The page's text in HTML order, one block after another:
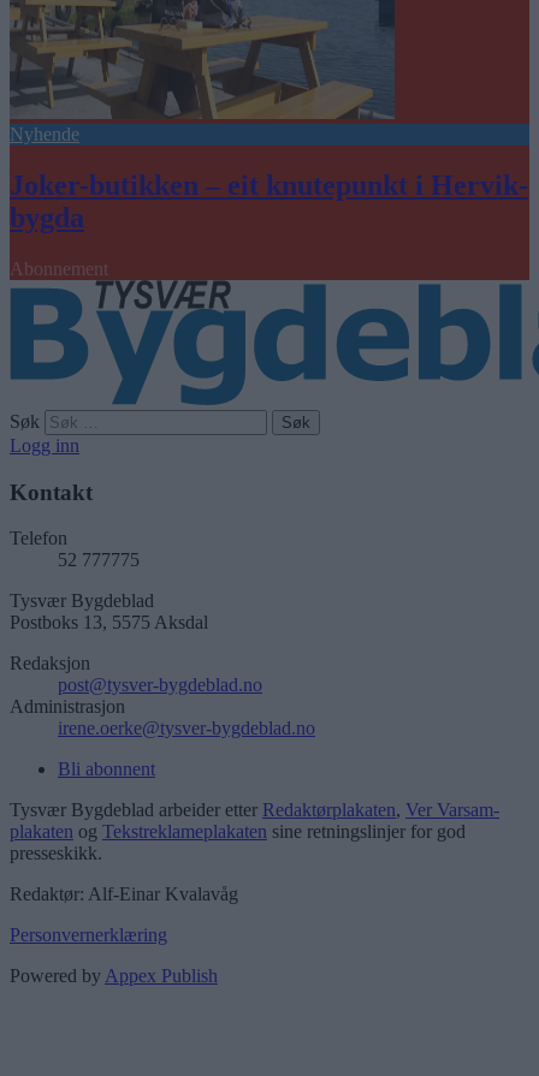
Nyhende
Joker-butikken – eit knutepunkt i Hervik-
bygda
Abonnement
Søk
Logg inn
Kontakt
Telefon
52 777775
Tysvær Bygdeblad
Postboks 13, 5575 Aksdal
Redaksjon
post@tysver-bygdeblad.no
Administrasjon
irene.oerke@tysver-bygdeblad.no
Bli abonnent
Tysvær Bygdeblad arbeider etter Redaktørplakaten, Ver Varsam-
plakaten og Tekstreklameplakaten sine retningslinjer for god
presseskikk.
Redaktør: Alf-Einar Kvalavåg
Personvernerklæring
Powered byAppex Publish